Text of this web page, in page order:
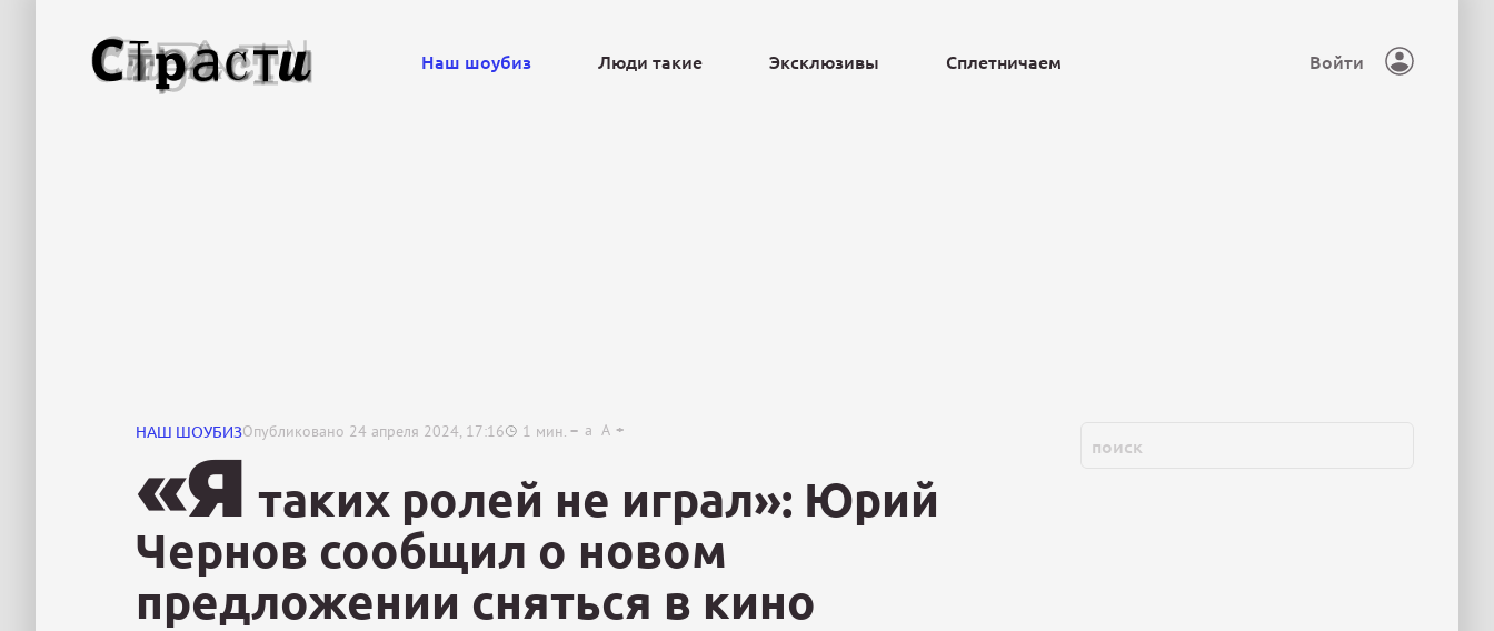
Наш шоубиз Люди такие Эксклюзивы Сплетничаем Войти
НАШ ШОУБИЗОпубликовано 24 апреля 2024, 17:16 1 мин. a A
«Я таких ролей не играл»: Юрий
Чернов сообщил о новом
предложении сняться в кино